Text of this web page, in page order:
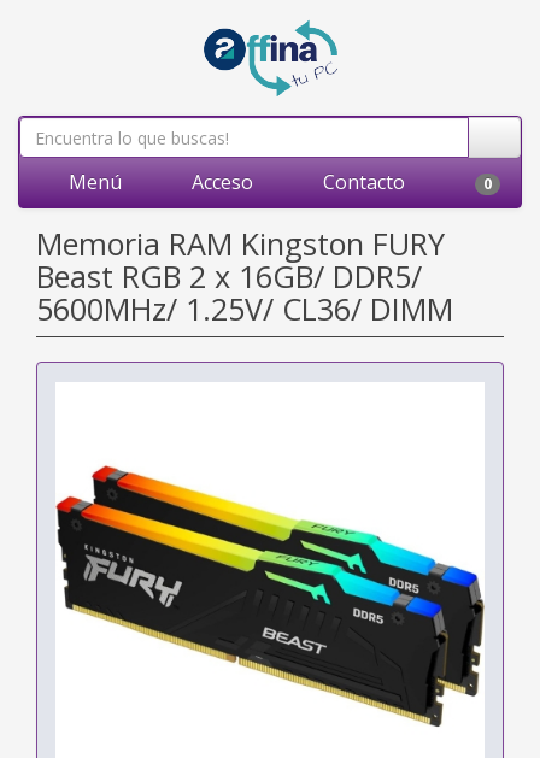
Menú Acceso Contacto 0
Memoria RAM Kingston FURY
Beast RGB 2 x 16GB/ DDR5/
5600MHz/ 1.25V/ CL36/ DIMM